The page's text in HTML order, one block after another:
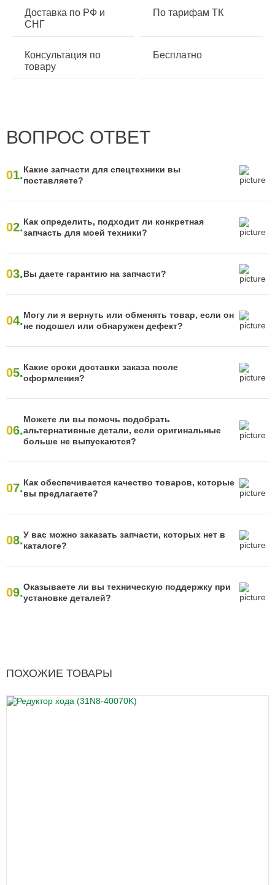
Доставка по РФ и
СНГ
По тарифам ТК
Консультация по
товару
Бесплатно
ВОПРОС ОТВЕТ
01.Какие запчасти для спецтехники вы
поставляете?
02.Как определить, подходит ли конкретная
запчасть для моей техники?
03.Вы даете гарантию на запчасти?
04.Могу ли я вернуть или обменять товар, если он
не подошел или обнаружен дефект?
05.Какие сроки доставки заказа после
оформления?
06.
Можете ли вы помочь подобрать
альтернативные детали, если оригинальные
больше не выпускаются?
07.Как обеспечивается качество товаров, которые
вы предлагаете?
08.У вас можно заказать запчасти, которых нет в
каталоге?
09.Оказываете ли вы техническую поддержку при
установке деталей?
ПОХОЖИЕ ТОВАРЫ